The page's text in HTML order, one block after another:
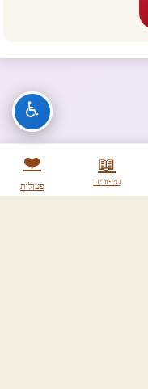
📖
סיפורים
❤️
פעולות
♿